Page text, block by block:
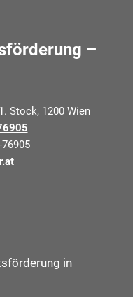
–
Stock, 1200 Wien
in